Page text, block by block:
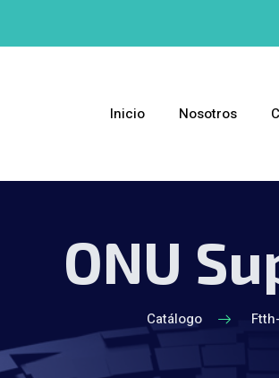
Inicio Nosotros
ONU
Catálogo